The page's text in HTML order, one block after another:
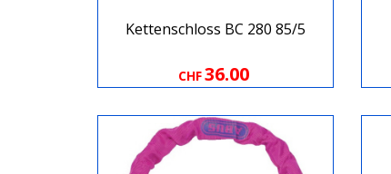
Kettenschloss BC 280 85/5
CHF36.00